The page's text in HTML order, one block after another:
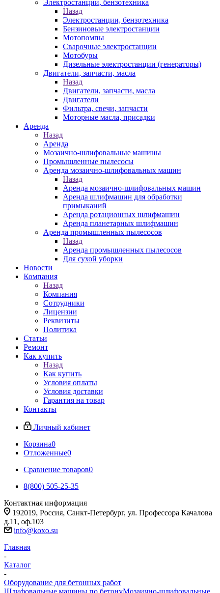
Электростанции, бензотехника
Назад
Электростанции, бензотехника
Бензиновые электростанции
Мотопомпы
Сварочные электростанции
Мотобуры
Дизельные электростанции (генераторы)
Двигатели, запчасти, масла
Назад
Двигатели, запчасти, масла
Двигатели
Фильтра, свечи, запчасти
Моторные масла, присадки
Аренда
Назад
Аренда
Мозаично-шлифовальные машины
Промышленные пылесосы
Аренда мозаично-шлифовальных машин
Назад
Аренда мозаично-шлифовальных машин
Аренда шлифмашин для обработки
примыканий
Аренда ротационных шлифмашин
Аренда планетарных шлифмашин
Аренда промышленных пылесосов
Назад
Аренда промышленных пылесосов
Для сухой уборки
Новости
Компания
Назад
Компания
Сотрудники
Лицензии
Реквизиты
Политика
Статьи
Ремонт
Как купить
Назад
Как купить
Условия оплаты
Условия доставки
Гарантия на товар
Контакты
Личный кабинет
Корзина0
Отложенные0
Сравнение товаров0
8(800) 505-25-35
Контактная информация
192019, Россия, Санкт-Петербург, ул. Профессора Качалова
д.11, оф.103
info@koxo.su
Главная
-
Каталог
-
Оборудование для бетонных работ
Шлифовальные машины по бетонуМозаично-шлифовальные